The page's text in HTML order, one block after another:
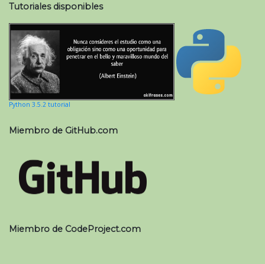
Tutoriales disponibles
Python 3.5.2 tutorial
Miembro de GitHub.com
Miembro de CodeProject.com